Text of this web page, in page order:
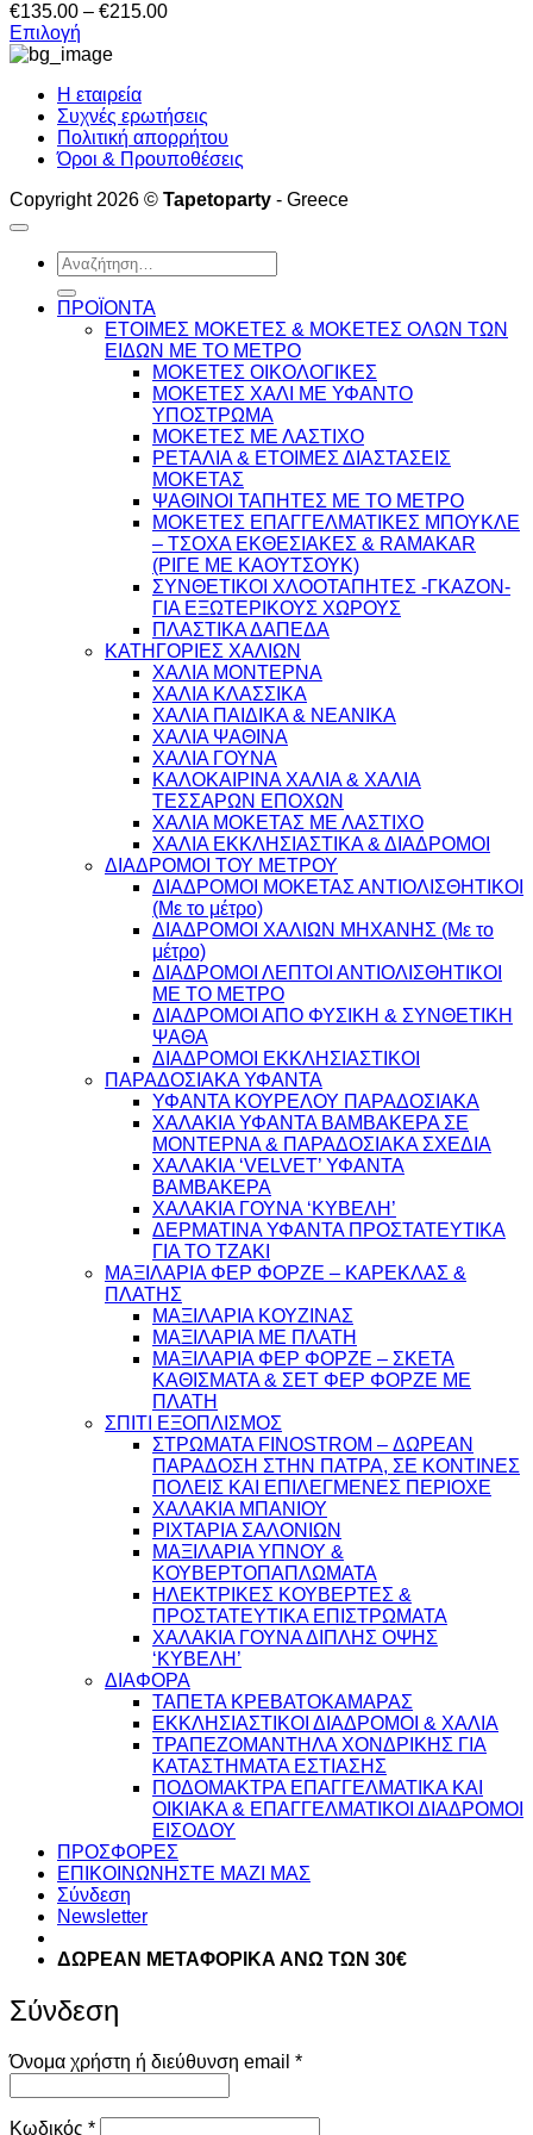
Οι
επιλογές
μπορούν
επιλεγούν
σελίδα
€135.00 – €215.00Price
Επιλογή
Αυτό
προϊόν
έχει
πολλαπλές
παραλλαγές.
επιλογές
μπορούν
επιλεγούν
σελίδα
Η εταιρεία
Συχνές ερωτήσεις
Πολιτική απορρήτου
Όροι & Προυποθέσεις
Copyright 2026 © Tapetoparty - Greece
Αναζήτηση
για:
ΠΡΟΪΟΝΤΑ
ΕΤΟΙΜΕΣ ΜΟΚΕΤΕΣ & ΜΟΚΕΤΕΣ ΟΛΩΝ ΤΩΝ
ΕΙΔΩΝ ME TO ΜΕΤΡΟ
ΜΟΚΕΤΕΣ ΟΙΚΟΛΟΓΙΚΕΣ
ΜΟΚΕΤΕΣ ΧΑΛΙ ΜΕ ΥΦΑΝΤΟ
ΥΠΟΣΤΡΩΜΑ
ΜΟΚΕΤΕΣ ΜΕ ΛΑΣΤΙΧΟ
ΡΕΤΑΛΙΑ & ΕΤΟΙΜΕΣ ΔΙΑΣΤΑΣΕΙΣ
ΜΟΚΕΤΑΣ
ΨΑΘINΟΙ ΤΑΠΗΤΕΣ ΜΕ ΤΟ ΜΕΤΡΟ
ΜΟΚΕΤΕΣ ΕΠΑΓΓΕΛΜΑΤΙΚΕΣ ΜΠΟΥΚΛΕ
– ΤΣΟΧΑ ΕΚΘΕΣΙΑΚΕΣ & RAMAKAR
(ΡΙΓΕ ΜΕ ΚΑΟΥΤΣΟΥΚ)
ΣΥΝΘΕΤΙΚΟΙ ΧΛΟΟΤΑΠΗΤΕΣ -ΓΚΑΖΟΝ-
ΓΙΑ ΕΞΩΤΕΡΙΚΟΥΣ ΧΩΡΟΥΣ
ΠΛΑΣΤΙΚΑ ΔΑΠΕΔΑ
ΚΑΤΗΓΟΡΙΕΣ ΧΑΛΙΩΝ
ΧΑΛΙΑ ΜΟΝΤΕΡΝΑ
ΧΑΛΙΑ ΚΛΑΣΣΙΚΑ
ΧΑΛΙΑ ΠΑΙΔΙΚΑ & ΝΕΑΝΙΚΑ
ΧΑΛΙΑ ΨΑΘΙΝΑ
ΧΑΛΙΑ ΓΟΥΝΑ
ΚΑΛΟΚΑΙΡΙΝΑ ΧΑΛΙΑ & ΧΑΛΙΑ
ΤΕΣΣΑΡΩΝ ΕΠΟΧΩΝ
ΧΑΛΙΑ ΜΟΚΕΤΑΣ ΜΕ ΛΑΣΤΙΧΟ
ΧΑΛΙΑ ΕΚΚΛΗΣΙΑΣΤΙΚΑ & ΔΙΑΔΡΟΜΟΙ
ΔΙΑΔΡΟΜΟΙ ΤΟΥ ΜΕΤΡΟΥ
ΔΙΑΔΡΟΜΟΙ ΜΟΚΕΤΑΣ ΑΝΤΙΟΛΙΣΘΗΤΙΚΟΙ
(Με το μέτρο)
ΔΙΑΔΡΟΜΟΙ ΧΑΛΙΩΝ ΜΗΧΑΝΗΣ (Με το
μέτρο)
ΔΙΑΔΡΟΜΟΙ ΛΕΠΤΟΙ ΑΝΤΙΟΛΙΣΘΗΤΙΚΟΙ
ΜΕ ΤΟ ΜΕΤΡΟ
ΔΙΑΔΡΟΜΟΙ ΑΠΟ ΦΥΣΙΚΗ & ΣΥΝΘΕΤΙΚΗ
ΨΑΘΑ
ΔΙΑΔΡΟΜΟΙ ΕΚΚΛΗΣΙΑΣΤΙΚΟΙ
ΠΑΡΑΔΟΣΙΑΚΑ ΥΦΑΝΤΑ
ΥΦΑΝΤΑ ΚΟΥΡΕΛΟΥ ΠΑΡΑΔΟΣΙΑΚΑ
ΧΑΛΑΚΙΑ ΥΦΑΝΤΑ ΒΑΜΒΑΚΕΡΑ ΣΕ
ΜΟΝΤΕΡΝΑ & ΠΑΡΑΔΟΣΙΑΚΑ ΣΧΕΔΙΑ
ΧΑΛΑΚΙΑ ‘VELVET’ ΥΦΑΝΤΑ
ΒΑΜΒΑΚΕΡΑ
ΧΑΛΑΚΙΑ ΓΟΥΝΑ ‘ΚΥΒΕΛΗ’
ΔΕΡΜΑΤΙΝΑ ΥΦΑΝΤΑ ΠΡΟΣΤΑΤΕΥΤΙΚΑ
ΓΙΑ ΤΟ ΤΖΑΚΙ
ΜΑΞΙΛΑΡΙΑ ΦΕΡ ΦΟΡΖΕ – ΚΑΡΕΚΛΑΣ &
ΠΛΑΤΗΣ
ΜΑΞΙΛΑΡΙΑ ΚΟΥΖΙΝΑΣ
ΜΑΞΙΛΑΡΙΑ ΜΕ ΠΛΑΤΗ
ΜΑΞΙΛΑΡΙΑ ΦΕΡ ΦΟΡΖΕ – ΣΚΕΤΑ
ΚΑΘΙΣΜΑΤΑ & ΣΕΤ ΦΕΡ ΦΟΡΖΕ ΜΕ
ΠΛΑΤΗ
ΣΠΙΤΙ ΕΞΟΠΛΙΣΜΟΣ
ΣΤΡΩΜΑΤΑ FINOSTROM – ΔΩΡΕΑΝ
ΠΑΡΑΔΟΣΗ ΣΤΗΝ ΠΑΤΡΑ, ΣΕ ΚΟΝΤΙΝΕΣ
ΠΟΛΕΙΣ ΚΑΙ ΕΠΙΛΕΓΜΕΝΕΣ ΠΕΡΙΟΧΕ
ΧΑΛΑΚΙΑ ΜΠΑΝΙΟΥ
ΡΙΧΤΑΡΙΑ ΣΑΛΟΝΙΩΝ
ΜΑΞΙΛΑΡΙΑ ΥΠΝΟΥ &
ΚΟΥΒΕΡΤΟΠΑΠΛΩΜΑΤΑ
ΗΛΕΚΤΡΙΚΕΣ ΚΟΥΒΕΡΤΕΣ &
ΠΡΟΣΤΑΤΕΥΤΙΚΑ ΕΠΙΣΤΡΩΜΑΤΑ
ΧΑΛΑΚΙΑ ΓΟΥΝΑ ΔΙΠΛΗΣ ΟΨΗΣ
‘ΚΥΒΕΛΗ’
ΔΙΑΦΟΡΑ
ΤΑΠΕΤΑ ΚΡΕΒΑΤΟΚΑΜΑΡΑΣ
ΕΚΚΛΗΣΙΑΣΤΙΚΟΙ ΔΙΑΔΡΟΜΟΙ & ΧΑΛΙΑ
ΤΡΑΠΕΖΟΜΑΝΤΗΛΑ ΧΟΝΔΡΙΚΗΣ ΓΙΑ
ΚΑΤΑΣΤΗΜΑΤΑ ΕΣΤΙΑΣΗΣ
ΠΟΔΟΜΑΚΤΡΑ ΕΠΑΓΓΕΛΜΑΤΙΚΑ ΚΑΙ
ΟΙΚΙΑΚΑ & ΕΠΑΓΓΕΛΜΑΤΙΚΟΙ ΔΙΑΔΡΟΜΟΙ
ΕΙΣΟΔΟΥ
ΠΡΟΣΦΟΡΕΣ
ΕΠΙΚΟΙΝΩΝΗΣΤΕ ΜΑΖΙ ΜΑΣ
Σύνδεση
Newsletter
ΔΩΡΕΑΝ ΜΕΤΑΦΟΡΙΚΑ ΑΝΩ ΤΩΝ 30€
Σύνδεση
Όνομα χρήστη ή διεύθυνση email *Απαιτείται
Κωδικός *Απαιτείται